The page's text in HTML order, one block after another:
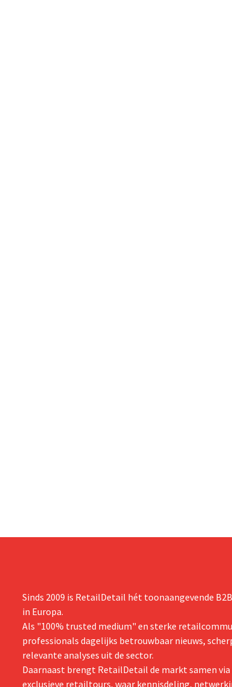
Sinds 2009 is RetailDetail hét toonaangevende
in Europa.
Als "100% trusted medium" en sterke
professionals dagelijks betrouwbaar nieuws,
relevante analyses uit de sector.
Daarnaast brengt RetailDetail de markt samen
exclusieve retailtours, waar kennisdeling,